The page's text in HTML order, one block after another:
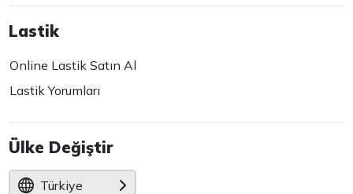
Lastik
Online Lastik Satın Al
Lastik Yorumları
Ülke Değiştir
Türkiye